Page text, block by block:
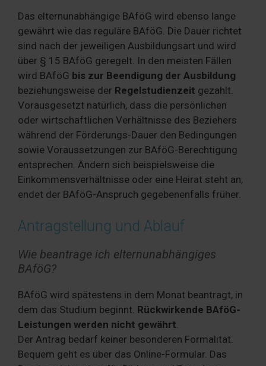
Das elternunabhängige BAföG wird ebenso lange
gewährt wie das reguläre BAföG. Die Dauer richtet
sind nach der jeweiligen Ausbildungsart und wird
über § 15 BAföG geregelt. In den meisten Fällen
wird BAföG bis zur Beendigung der Ausbildung
beziehungsweise der Regelstudienzeit gezahlt.
Vorausgesetzt natürlich, dass die persönlichen
oder wirtschaftlichen Verhältnisse des Beziehers
während der Förderungs-Dauer den Bedingungen
sowie Voraussetzungen zur BAföG-Berechtigung
entsprechen. Ändern sich beispielsweise die
Einkommensverhältnisse oder eine Heirat steht an,
endet der BAföG-Anspruch gegebenenfalls früher.
Antragstellung und Ablauf
Wie beantrage ich elternunabhängiges
BAföG?
BAföG wird spätestens in dem Monat beantragt, in
dem das Studium beginnt. Rückwirkende BAföG-
Leistungen werden nicht gewährt
Der Antrag bedarf keiner besonderen Formalität.
Bequem geht es über das Online-Formular. Das